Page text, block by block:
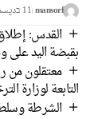
mansorf 11 בديسمبر 2025
القدس:
بقبضة اليد على
معتقلون من
التابعة لوزارة
الشرطة